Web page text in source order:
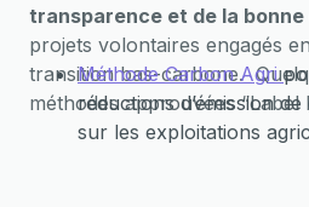
transparence et de la
projets volontaires engagés
transition bas-carbone.
méthodes approuvées “Label
Méthode Carbon Agri
réductions d’émission
sur les exploitations